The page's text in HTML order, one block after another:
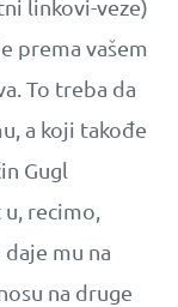
linkovi-veze)
prema vašem
To treba da
a koji takođe
Gugl
recimo,
mu na
na druge